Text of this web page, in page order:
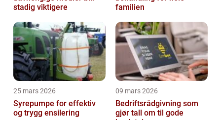
stadig viktigere
familien
25 mars 2026
Syrepumpe for effektiv
og trygg ensilering
09 mars 2026
Bedriftsrådgivning som
gjør tall om til gode